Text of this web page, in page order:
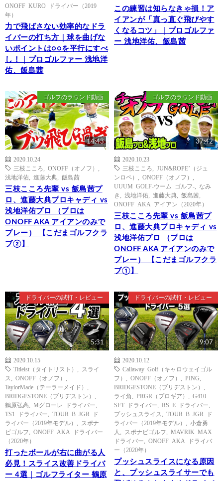
ONOFF KURO ドライバー（2019
年）
力で飛ばさない効率的なドラ
イバーの打ち方｜球を曲げな
いポイントは○○を平行にすべ
し！｜プロゴルファー 浅地洋
佑、飯島茜
この練習は知らなきゃ損！ア
イアンが「真っ直ぐ飛びやす
くなるコツ」｜プロゴルファ
ー 浅地洋佑、飯島茜
ゴルフのラウンド動画
14:43
2020.10.24
三枝こころ
ONOFF（オノフ）
浅地洋佑
進藤大典 飯島茜
三枝こころ先輩 vs 飯島茜プ
ロ、進藤大典プロキャディ vs
浅地洋佑プロ （プロは
ONOFF AKA アイアンのみで
プレー） 【こだまゴルフクラ
ブ②】
ゴルフのラウンド動画
37:42
2020.10.23
三枝こころ
JUN&ROPE’（ジュ
ンロペ）
ONOFF（オノフ）
UUUM GOLF-ウーム ゴルフ-
なみ
き
浅地洋佑 進藤大典 飯島茜
ONOFF AKA アイアン（2020年）
三枝こころ先輩 vs 飯島茜プ
ロ、進藤大典プロキャディ vs
浅地洋佑プロ （プロは
ONOFF AKA アイアンのみで
プレー） 【こだまゴルフクラ
ブ①】
ドライバーの試打・レビュー
5:31
2020.10.15
Titleist（タイトリスト）
スライ
ス
ONOFF（オノフ）
TaylorMade（テーラーメイド）
BRIDGESTONE（ブリヂストン）
鶴原弘高
Mグローレ ドライバー
TS1 ドライバー
TOUR B JGR ド
ライバー（2019年モデル）
スポナ
ビゴルフ
ONOFF AKA ドライバー
（2020年）
打ったボールが右に曲がる人
必見！スライス改善ドライバ
ー 4選｜ゴルフライター 鶴原
ドライバーの試打・レビュー
9:07
2020.10.12
Callaway Golf（キャロウェイゴル
フ）
ONOFF（オノフ） PING
BRIDGESTONE（ブリヂストン）
ライ角
PRGR（プロギア）
G410
SFT ドライバー
RS E ドライバー
プッシュスライス
TOUR B JGR ド
ライバー（2019年モデル）
小倉勇
人
スポナビゴルフ
MAVRIK MAX
ドライバー
ONOFF AKA ドライバ
ー（2020年）
プッシュスライスになる原因
と、プッシュスライサーでも